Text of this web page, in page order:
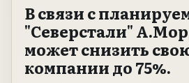
В связи с
"Северстали"
может снизить
компании до 75%.